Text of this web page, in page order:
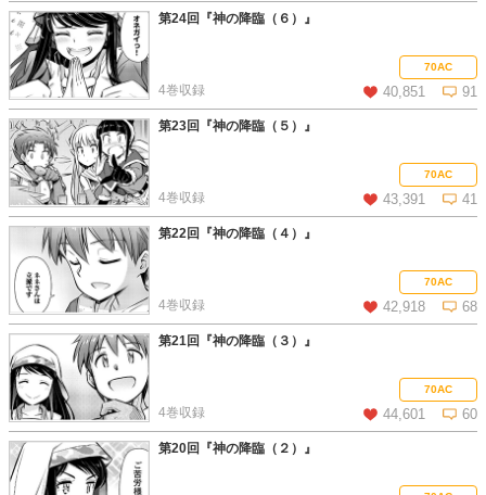
この話を読む コメントを見る
第24回『神の降臨（６）』
70AC
40,851 91
4巻収録
この話を読む コメントを見る
第23回『神の降臨（５）』
70AC
43,391 41
4巻収録
この話を読む コメントを見る
第22回『神の降臨（４）』
70AC
42,918 68
4巻収録
この話を読む コメントを見る
第21回『神の降臨（３）』
70AC
44,601 60
4巻収録
この話を読む コメントを見る
第20回『神の降臨（２）』